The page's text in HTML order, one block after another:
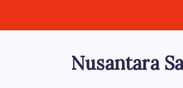
Nusantara
Berita